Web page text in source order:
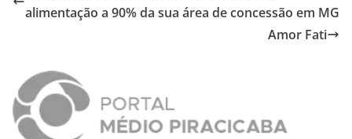
alimentação a 90% da sua área de concessão em MG
Amor Fati